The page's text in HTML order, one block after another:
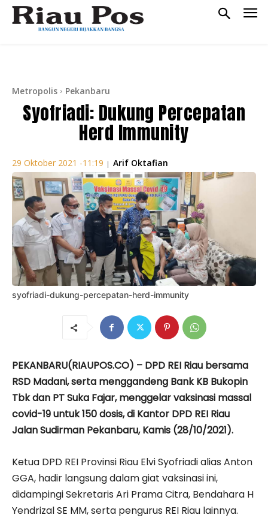
Metropolis Pekanbaru
Syofriadi: Dukung Percepatan
Herd Immunity
29 Oktober 2021 -11:19 | Arif Oktafian
syofriadi-dukung-percepatan-herd-immunity
PEKANBARU(RIAUPOS.CO) – DPD REI Riau bersama
RSD Madani, serta menggandeng Bank KB Bukopin
Tbk dan PT Suka Fajar, menggelar vaksinasi massal
covid-19 untuk 150 dosis, di Kantor DPD REI Riau
Jalan Sudirman Pekanbaru, Kamis (28/10/2021).
Ketua DPD REI Provinsi Riau Elvi Syofriadi alias Anton
GGA, hadir langsung dalam giat vaksinasi ini,
didampingi Sekretaris Ari Prama Citra, Bendahara H
Yendrizal SE MM, serta pengurus REI Riau lainnya.